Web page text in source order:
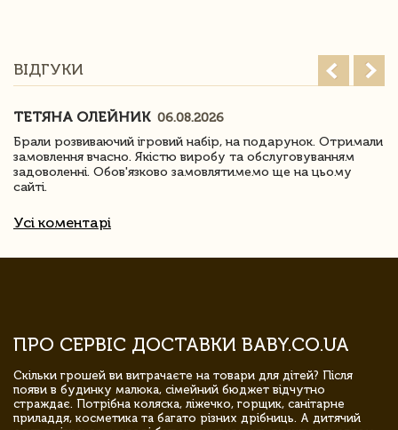
ВІДГУКИ
ТЕТЯНА ОЛЕЙНИК 06.08.2026
Брали розвиваючий ігровий набір, на подарунок. Отримали
замовлення вчасно. Якістю виробу та обслуговуванням
задоволенні. Обов'язково замовлятимемо ще на цьому
сайті.
Усі коментарі
ПРО СЕРВІС ДОСТАВКИ BABY.CO.UA
Скільки грошей ви витрачаєте на товари для дітей? Після
появи в будинку малюка, сімейний бюджет відчутно
страждає. Потрібна коляска, ліжечко, горщик, санітарне
приладдя, косметика та багато різних дрібниць. А дитячий